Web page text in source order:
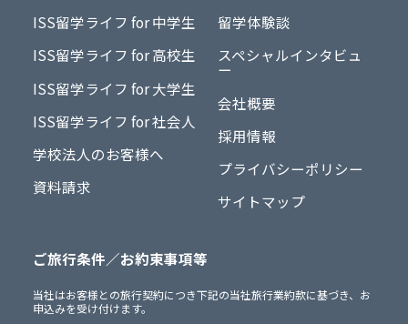
ISS留学ライフ for 中学生
ISS留学ライフ for 高校生
ISS留学ライフ for 大学生
ISS留学ライフ for 社会人
学校法人のお客様へ
資料請求
留学体験談
スペシャルインタビュ
ー
会社概要
採用情報
プライバシーポリシー
サイトマップ
ご旅行条件／お約束事項等
当社はお客様との旅行契約につき下記の当社旅行業約款に基づき、お
申込みを受け付けます。